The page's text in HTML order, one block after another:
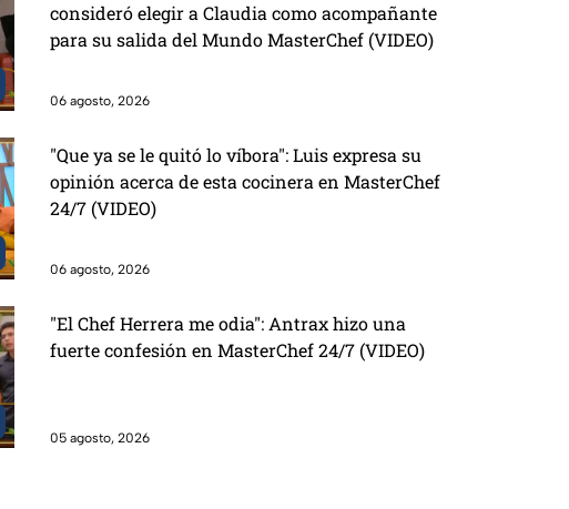
consideró elegir a Claudia como acompañante
para su salida del Mundo MasterChef (VIDEO)
06 agosto, 2026
"Que ya se le quitó lo víbora": Luis expresa su
opinión acerca de esta cocinera en MasterChef
24/7 (VIDEO)
06 agosto, 2026
"El Chef Herrera me odia": Antrax hizo una
fuerte confesión en MasterChef 24/7 (VIDEO)
05 agosto, 2026